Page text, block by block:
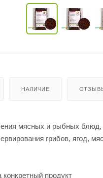
НАЛИЧИЕ
мясных и рыбных
грибов, ягод,
конкретный продукт